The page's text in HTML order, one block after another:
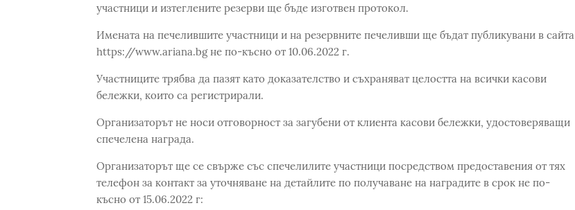
участници и изтеглените резерви ще бъде изготвен протокол.
Имената на печелившите участници и на резервните печеливши ще бъдат публикувани в сайта
https://www.ariana.bg не по-късно от 10.06.2022 г.
Участниците трябва да пазят като доказателство и съхраняват целостта на всички касови
бележки, които са регистрирали.
Организаторът не носи отговорност за загубени от клиента касови бележки, удостоверяващи
спечелена награда.
Организаторът ще се свърже със спечелилите участници посредством предоставения от тях
телефон за контакт за уточняване на детайлите по получаване на наградите в срок не по-
късно от 15.06.2022 г: